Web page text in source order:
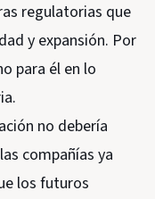
regulatorias que
y expansión. Por
para él en lo
no debería
compañías ya
los futuros